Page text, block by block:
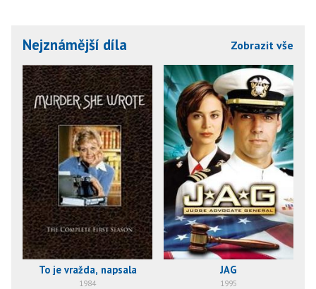
Nejznámější díla Zobrazit vše
To je vražda, napsala
1984
JAG
1995